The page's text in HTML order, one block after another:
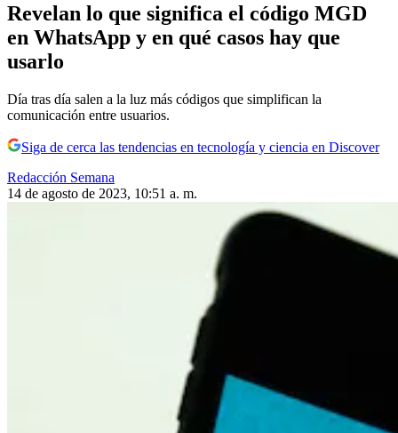
Revelan lo que significa el código MGD
en WhatsApp y en qué casos hay que
usarlo
Día tras día salen a la luz más códigos que simplifican la
comunicación entre usuarios.
Siga de cerca las tendencias en tecnología y ciencia en Discover
Redacción Semana
14 de agosto de 2023, 10:51 a. m.